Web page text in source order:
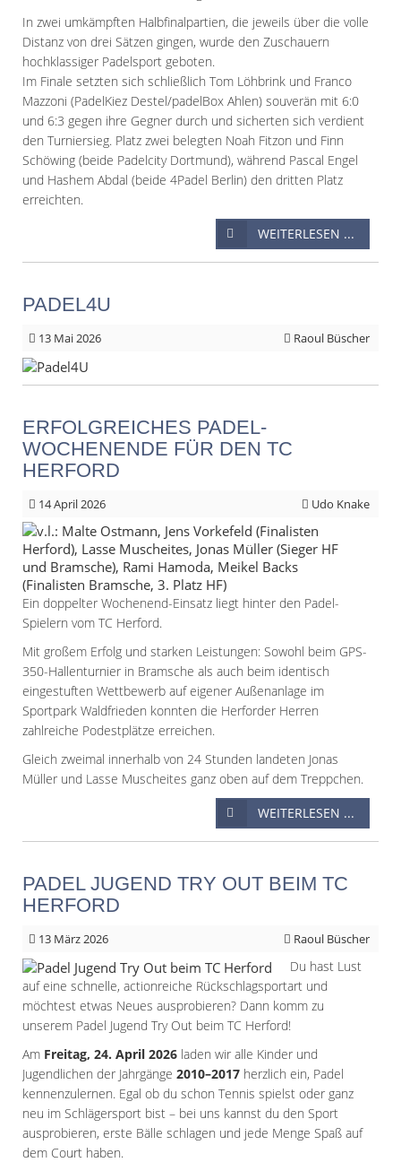
In zwei umkämpften Halbfinalpartien, die jeweils über die volle
Distanz von drei Sätzen gingen, wurde den Zuschauern
hochklassiger Padelsport geboten.
Im Finale setzten sich schließlich Tom Löhbrink und Franco
Mazzoni (PadelKiez Destel/padelBox Ahlen) souverän mit 6:0
und 6:3 gegen ihre Gegner durch und sicherten sich verdient
den Turniersieg. Platz zwei belegten Noah Fitzon und Finn
Schöwing (beide Padelcity Dortmund), während Pascal Engel
und Hashem Abdal (beide 4Padel Berlin) den dritten Platz
erreichten.
WEITERLESEN ...
PADEL4U
13 Mai 2026 Raoul Büscher
ERFOLGREICHES PADEL-
WOCHENENDE FÜR DEN TC
HERFORD
14April 2026 Udo Knake
Ein doppelter Wochenend-Einsatz liegt hinter den Padel-
Spielern vom TC Herford.
Mit großem Erfolg und starken Leistungen: Sowohl beim GPS-
350-Hallenturnier in Bramsche als auch beim identisch
eingestuften Wettbewerb auf eigener Außenanlage im
Sportpark Waldfrieden konnten die Herforder Herren
zahlreiche Podestplätze erreichen.
Gleich zweimal innerhalb von 24 Stunden landeten Jonas
Müller und Lasse Muscheites ganz oben auf dem Treppchen.
WEITERLESEN ...
PADEL JUGEND TRY OUT BEIM TC
HERFORD
13 März 2026 Raoul Büscher
Du hast Lust
auf eine schnelle, actionreiche Rückschlagsportart und
möchtest etwas Neues ausprobieren? Dann komm zu
unserem Padel Jugend Try Out beim TC Herford!
Am Freitag, 24. April 2026 laden wir alle Kinder und
Jugendlichen der Jahrgänge 2010–2017 herzlich ein, Padel
kennenzulernen. Egal ob du schon Tennis spielst oder ganz
neu im Schlägersport bist – bei uns kannst du den Sport
ausprobieren, erste Bälle schlagen und jede Menge Spaß auf
dem Court haben.